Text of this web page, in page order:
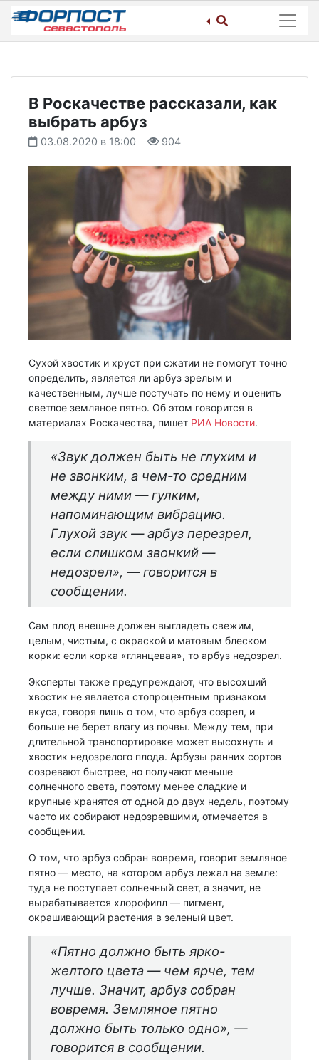
Skip
content
В Роскачестве рассказали, как
выбрать арбуз
03.08.2020 в 18:00 904
Сухой хвостик и хруст при сжатии не помогут точно
определить, является ли арбуз зрелым и
качественным, лучше постучать по нему и оценить
светлое земляное пятно. Об этом говорится в
материалах Роскачества, пишет РИА Новости.
«Звук должен быть не глухим и
не звонким, а чем-то средним
между ними — гулким,
напоминающим вибрацию.
Глухой звук — арбуз перезрел,
если слишком звонкий —
недозрел», — говорится в
сообщении.
Сам плод внешне должен выглядеть свежим,
целым, чистым, с окраской и матовым блеском
корки: если корка «глянцевая», то арбуз недозрел.
Эксперты также предупреждают, что высохший
хвостик не является стопроцентным признаком
вкуса, говоря лишь о том, что арбуз созрел, и
больше не берет влагу из почвы. Между тем, при
длительной транспортировке может высохнуть и
хвостик недозрелого плода. Арбузы ранних сортов
созревают быстрее, но получают меньше
солнечного света, поэтому менее сладкие и
крупные хранятся от одной до двух недель, поэтому
часто их собирают недозревшими, отмечается в
сообщении.
О том, что арбуз собран вовремя, говорит земляное
пятно — место, на котором арбуз лежал на земле:
туда не поступает солнечный свет, а значит, не
вырабатывается хлорофилл — пигмент,
окрашивающий растения в зеленый цвет.
«Пятно должно быть ярко-
желтого цвета — чем ярче, тем
лучше. Значит, арбуз собран
вовремя. Земляное пятно
должно быть только одно», —
говорится в сообщении.